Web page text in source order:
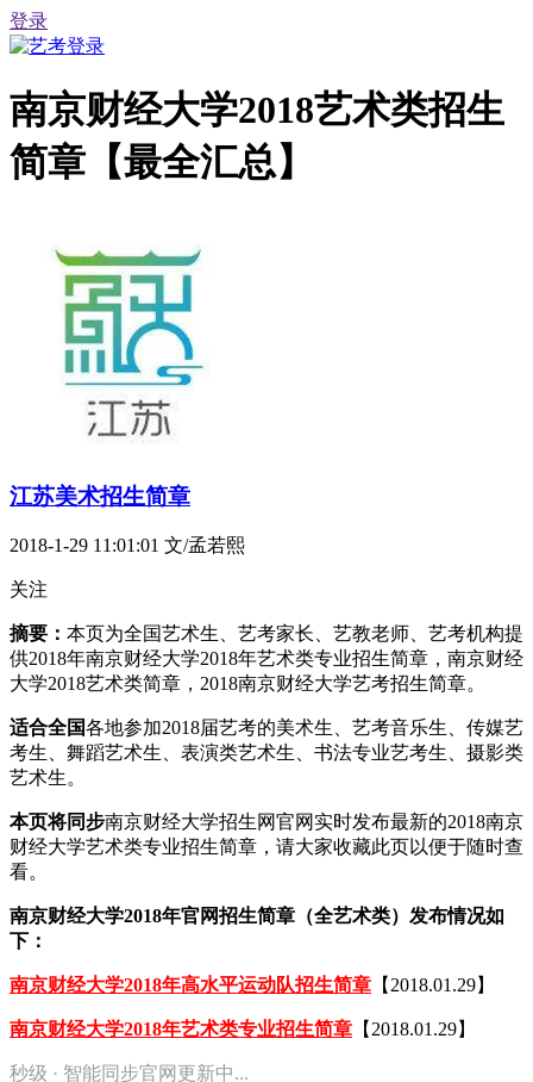
登录
南京财经大学2018艺术类招生
简章【最全汇总】
江苏美术招生简章
2018-1-29 11:01:01 文/孟若熙
关注
摘要： 本页为全国艺术生、艺考家长、艺教老师、艺考机构提
供2018年南京财经大学2018年艺术类专业招生简章，南京财经
大学2018艺术类简章，2018南京财经大学艺考招生简章。
适合全国各地参加2018届艺考的美术生、艺考音乐生、传媒艺
考生、舞蹈艺术生、表演类艺术生、书法专业艺考生、摄影类
艺术生。
本页将同步南京财经大学招生网官网实时发布最新的2018南京
财经大学艺术类专业招生简章，请大家收藏此页以便于随时查
看。
南京财经大学2018年官网招生简章（全艺术类）发布情况如
下：
南京财经大学2018年高水平运动队招生简章 【2018.01.29】
南京财经大学2018年艺术类专业招生简章 【2018.01.29】
秒级 · 智能同步官网更新中...